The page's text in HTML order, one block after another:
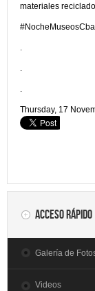
materiales
#NocheMuseosCba
.
.
.
Thursday, 17
Acceso rápido
Galería de
Videos